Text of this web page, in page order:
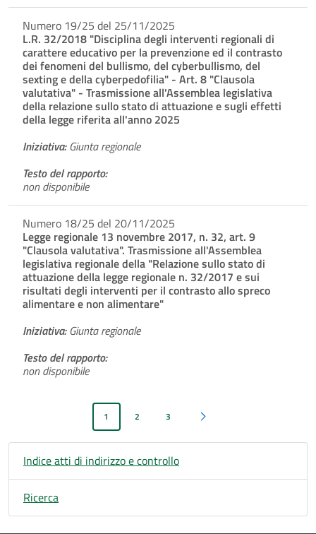
Numero 19/25 del 25/11/2025
L.R. 32/2018 "Disciplina degli interventi regionali di
carattere educativo per la prevenzione ed il contrasto
dei fenomeni del bullismo, del cyberbullismo, del
sexting e della cyberpedofilia" - Art. 8 "Clausola
valutativa" - Trasmissione all'Assemblea legislativa
della relazione sullo stato di attuazione e sugli effetti
della legge riferita all'anno 2025
Iniziativa:Giunta regionale
Testo del rapporto:
non disponibile
Numero 18/25 del 20/11/2025
Legge regionale 13 novembre 2017, n. 32, art. 9
"Clausola valutativa". Trasmissione all'Assemblea
legislativa regionale della "Relazione sullo stato di
attuazione della legge regionale n. 32/2017 e sui
risultati degli interventi per il contrasto allo spreco
alimentare e non alimentare"
Iniziativa:Giunta regionale
Testo del rapporto:
non disponibile
1 2 3 Pagina successiva
Indice atti di indirizzo e controllo
Ricerca